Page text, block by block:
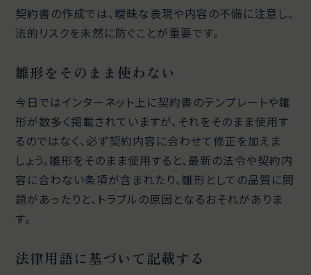
契約書の作成では、曖昧な表現や内容の不備に注意し、
法的リスクを未然に防ぐことが重要です。
雛形をそのまま使わない
今日ではインターネット上に契約書のテンプレートや雛
形が数多く掲載されていますが、それをそのまま使用す
るのではなく、必ず契約内容に合わせて修正を加えま
しょう。雛形をそのまま使用すると、最新の法令や契約内
容に合わない条項が含まれたり、雛形としての品質に問
題があったりと、トラブルの原因となるおそれがありま
す。
法律用語に基づいて記載する